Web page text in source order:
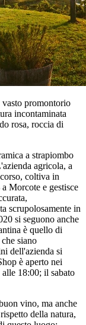
vasto promontorio
incontaminata
rosa, roccia di
a strapiombo
agricola, a
coltiva in
Morcote e gestisce
scrupolosamente in
si seguono anche
è quello di
siano
dell'azienda si
è aperto nei
18:00; il sabato
vino, ma anche
della natura,